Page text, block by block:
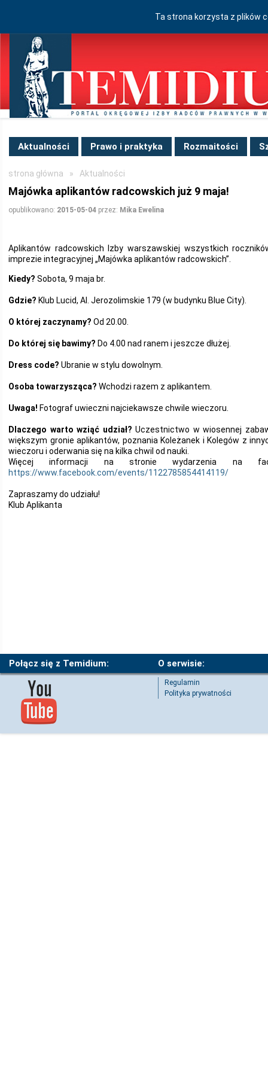
Ta strona korzysta z plików
Aktualności Prawo i praktyka Rozmaitości
strona główna » Aktualności
Majówka aplikantów radcowskich już 9 maja!
opublikowano: 2015-05-04 przez: Mika Ewelina
Aplikantów radcowskich Izby warszawskiej wszystkich
imprezie integracyjnej „Majówka aplikantów radcowskich”.
Kiedy? Sobota, 9 maja br.
Gdzie? Klub Lucid, Al. Jerozolimskie 179 (w budynku Blue City).
O której zaczynamy? Od 20.00.
Do której się bawimy? Do 4.00 nad ranem i jeszcze dłużej.
Dress code? Ubranie w stylu dowolnym.
Osoba towarzysząca? Wchodzi razem z aplikantem.
Uwaga! Fotograf uwieczni najciekawsze chwile wieczoru.
Dlaczego warto wziąć udział? Uczestnictwo w wiosennej
większym gronie aplikantów, poznania Koleżanek i Kolegów z
wieczoru i oderwania się na kilka chwil od nauki.
Więcej informacji na stronie wydarzenia na
https://www.facebook.com/events/1122785854414119/
Zapraszamy do udziału!
Klub Aplikanta
Połącz się z Temidium: O serwisie:
Regulamin
Polityka prywatności